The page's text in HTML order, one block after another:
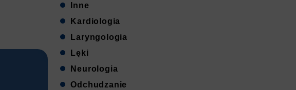
Inne
Kardiologia
Laryngologia
Lęki
Neurologia
Odchudzanie